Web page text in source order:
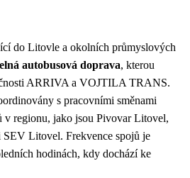
do Litovle a okolních průmyslových
autobusová doprava, kterou
ARRIVA a VOJTILA TRANS.
s pracovními směnami
v regionu, jako jsou Pivovar Litovel,
Litovel. Frekvence spojů je
hodinách, kdy dochází ke